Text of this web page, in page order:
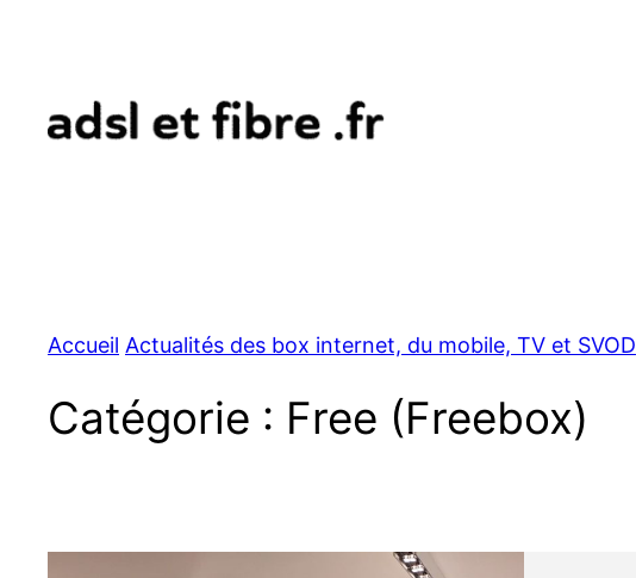
Accueil Actualités des box internet, du mobile, TV et SVOD
Catégorie : Free (Freebox)